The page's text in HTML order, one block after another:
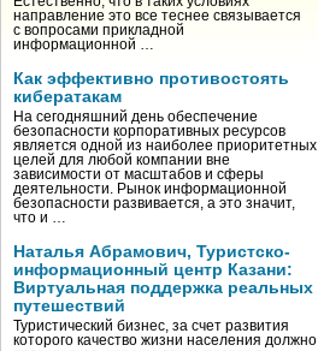
направление это все теснее связывается
с вопросами прикладной
информационной …
Как эффективно противостоять
кибератакам
На сегодняшний день обеспечение
безопасности корпоративных ресурсов
является одной из наиболее приоритетных
целей для любой компании вне
зависимости от масштабов и сферы
деятельности. Рынок информационной
безопасности развивается, а это значит,
что и …
Наталья Абрамович, Туристско-
информационный центр Казани:
Виртуальная поддержка реальных
путешествий
Туристический бизнес, за счет развития
которого качество жизни населения должно